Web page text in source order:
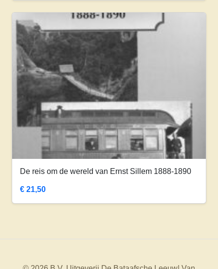
De reis om de wereld van Ernst Sillem 1888-1890
€ 21,50